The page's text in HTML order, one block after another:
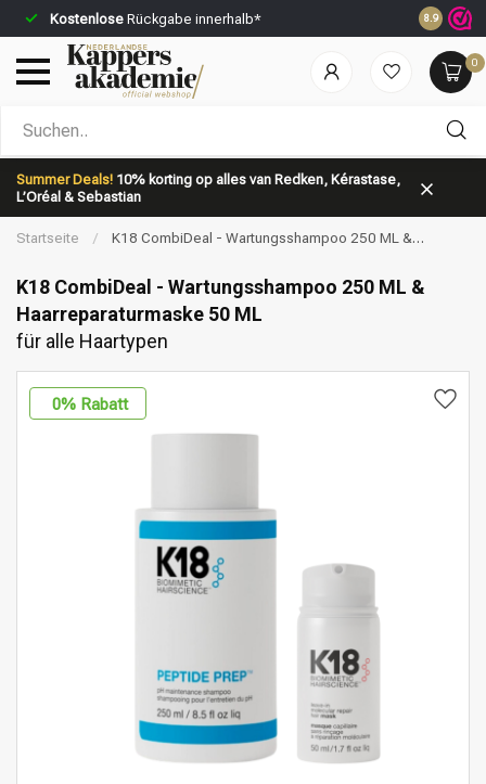
Kostenlose Rückgabe innerhalb* Vor 23:59
8.9
0
Summer Deals! 10% korting op alles van Redken, Kérastase,
L’Oréal & Sebastian
Nach welcher Kategorie suchst du?
Marken
Startseite /
K18 CombiDeal - Wartungsshampoo 250 ML &
K18 CombiDeal - Wartungsshampoo 250 ML &
Haarreparaturmaske 50 ML
für alle Haartypen
0% Rabatt